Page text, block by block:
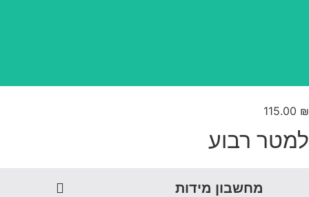
115.00
רבוע
מחשבון מידות